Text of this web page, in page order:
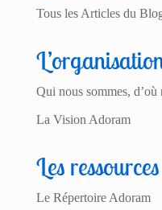
Tous les Articles du
Qui nous sommes, d’où
La Vision Adoram
Les ressources
Le Répertoire Adoram